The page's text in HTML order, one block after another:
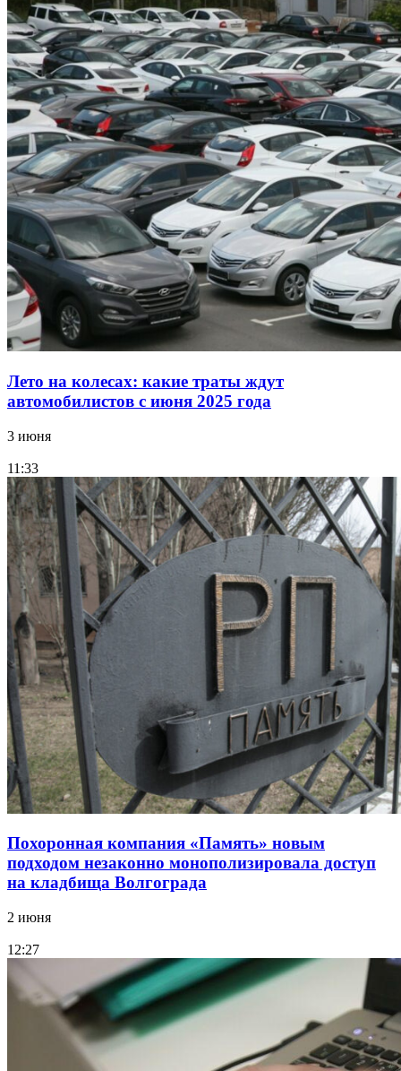
Лето на колесах: какие траты ждут
автомобилистов с июня 2025 года
3 июня
11:33
Похоронная компания «Память» новым
подходом незаконно монополизировала доступ
на кладбища Волгограда
2 июня
12:27